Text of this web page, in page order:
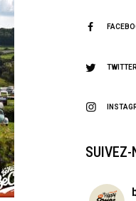
TWITTER
SUIVEZ-